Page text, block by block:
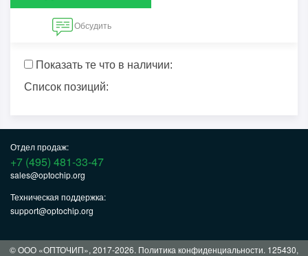
Обсудить
Показать те что в наличии:
Список позиций:
Отдел продаж:
+7 (495) 481-33-47
sales@optochip.org
Техническая поддержка:
support@optochip.org
© ООО «ОПТОЧИП», 2017-2026. Политика конфиденциальности. 125430,